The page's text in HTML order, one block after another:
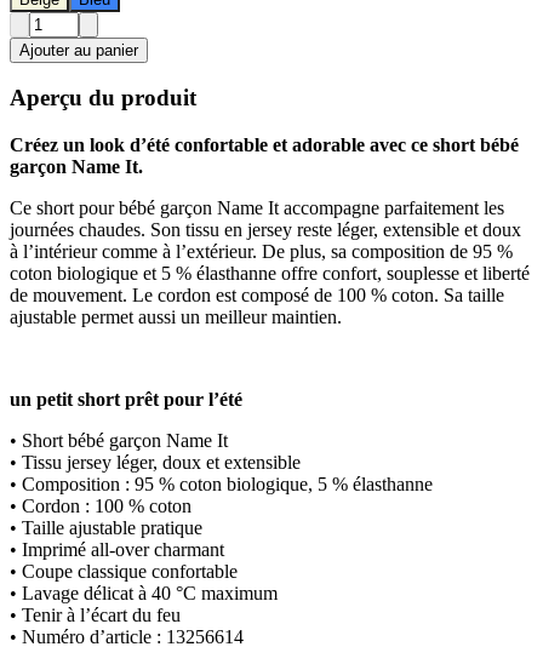
Ajouter au panier
Aperçu du produit
Créez un look d’été confortable et adorable avec ce short bébé
garçon Name It.
Ce short pour bébé garçon Name It accompagne parfaitement les
journées chaudes. Son tissu en jersey reste léger, extensible et doux
à l’intérieur comme à l’extérieur. De plus, sa composition de 95 %
coton biologique et 5 % élasthanne offre confort, souplesse et liberté
de mouvement. Le cordon est composé de 100 % coton. Sa taille
ajustable permet aussi un meilleur maintien.
un petit short prêt pour l’été
• Short bébé garçon Name It
• Tissu jersey léger, doux et extensible
• Composition : 95 % coton biologique, 5 % élasthanne
• Cordon : 100 % coton
• Taille ajustable pratique
• Imprimé all-over charmant
• Coupe classique confortable
• Lavage délicat à 40 °C maximum
• Tenir à l’écart du feu
• Numéro d’article : 13256614